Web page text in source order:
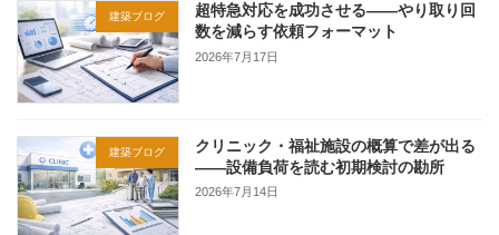
建築ブログ
超特急対応を成功させる——やり取り回
数を減らす依頼フォーマット
2026年7月17日
建築ブログ
クリニック・福祉施設の概算で差が出る
——設備負荷を読む初期検討の勘所
2026年7月14日